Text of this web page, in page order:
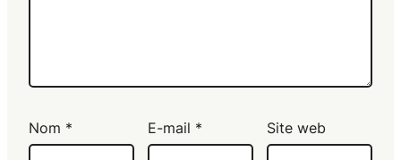
Nom * E-mail * Site web